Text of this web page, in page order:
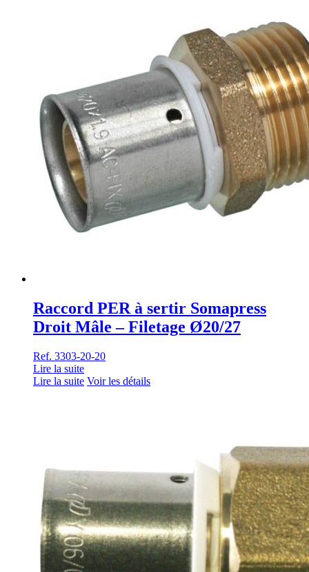
Raccord PER à sertir Somapress
Droit Mâle – Filetage Ø20/27
Ref. 3303-20-20
Lire la suite
Lire la suite Voir les détails